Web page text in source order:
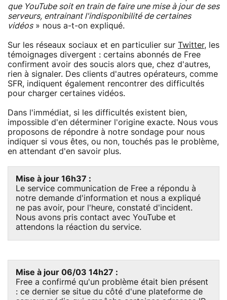
que YouTube soit en train de faire une mise à jour de ses
serveurs, entrainant l'indisponibilité de certaines
vidéos» nous a-t-on expliqué.
Sur les réseaux sociaux et en particulier sur Twitter, les
témoignages divergent : certains abonnés de Free
confirment avoir des soucis alors que, chez d'autres,
rien à signaler. Des clients d'autres opérateurs, comme
SFR, indiquent également rencontrer des difficultés
pour charger certaines vidéos.
Dans l'immédiat, si les difficultés existent bien,
impossible d'en déterminer l'origine exacte. Nous vous
proposons de répondre à notre sondage pour nous
indiquer si vous êtes, ou non, touchés pas le problème,
en attendant d'en savoir plus.
Mise à jour 16h37 :
Le service communication de Free a répondu à
notre demande d'information et nous a expliqué
ne pas avoir, pour l'heure, constaté d'incident.
Nous avons pris contact avec YouTube et
attendons la réaction du service.
Mise à jour 06/03 14h27 :
Free a confirmé qu'un problème était bien présent
: ce dernier se situe du côté d'une plateforme de